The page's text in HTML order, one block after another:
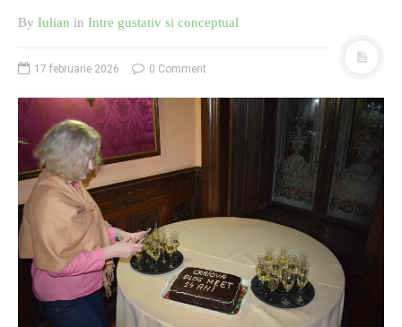
O poveste in care sexul se
confunda cu dragostea,
cinismul cu idealismul si
poezia cu umorul.
DESCARCĂ!
By Iulian in Intre gustativ si conceptual
17 februarie 2026 0 Comment